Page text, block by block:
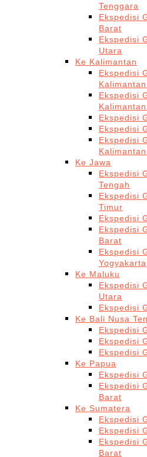
Tenggara
Ekspedisi
Barat
Ekspedisi
Utara
Ke Kalimantan
Ekspedisi
Ekspedisi
Ekspedisi
Ekspedisi
Ekspedisi
Ke Jawa
Ekspedisi
Tengah
Ekspedisi
Timur
Ekspedisi
Ekspedisi
Barat
Ekspedisi
Yogyakarta
Ke Maluku
Ekspedisi
Utara
Ekspedisi
Ke Bali Nusa
Ekspedisi
Ekspedisi
Ekspedisi
Ke Papua
Ekspedisi
Ekspedisi
Barat
Ke Sumatera
Ekspedisi
Ekspedisi
Ekspedisi
Barat